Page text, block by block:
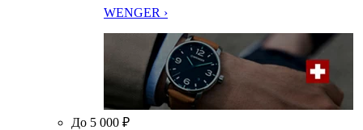
WENGER ›
До 5 000 ₽